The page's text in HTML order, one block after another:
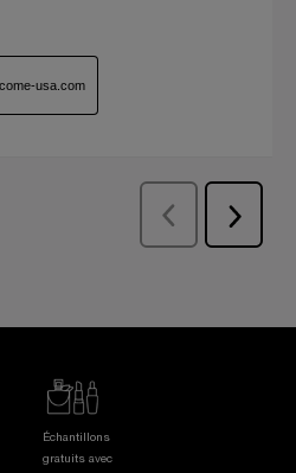
Échantillons
gratuits avec